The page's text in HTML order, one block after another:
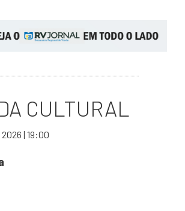
CULTURAL
| 19:00